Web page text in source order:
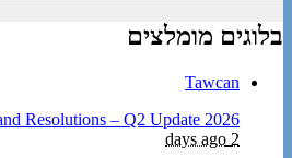
בלוגים מומלצים
Tawcan
2026 Goals and Resolutions – Q2 Update
2 days ago